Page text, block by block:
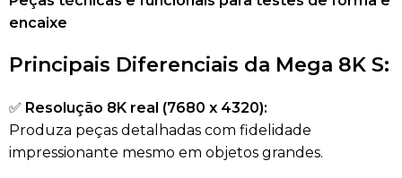
encaixe
Principais Diferenciais da Mega 8K S:
✅ Resolução 8K real (7680 x 4320):
Produza peças detalhadas com fidelidade
impressionante mesmo em objetos grandes.